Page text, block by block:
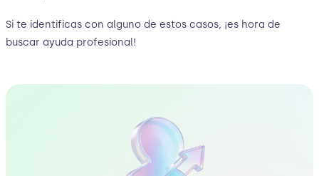
Si te identificas con alguno de estos casos, ¡es hora de
buscar ayuda profesional!